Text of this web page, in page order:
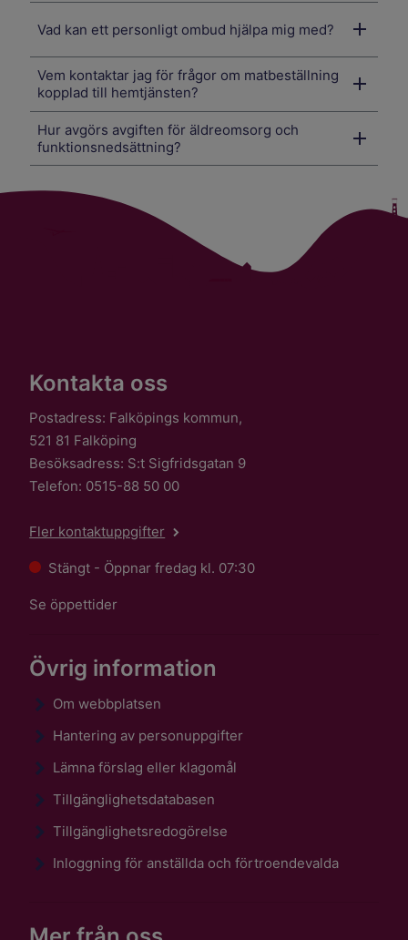
Vad kan ett personligt ombud hjälpa mig med?
Vem kontaktar jag för frågor om matbeställning
kopplad till hemtjänsten?
Hur avgörs avgiften för äldreomsorg och
funktionsnedsättning?
Kontakta oss
Postadress: Falköpings kommun,
521 81 Falköping
Besöksadress: S:t Sigfridsgatan 9
Telefon: 0515-88 50 00
Fler kontaktuppgifter
Stängt - Öppnar fredag kl. 07:30
Se öppettider
Övrig information
Om webbplatsen
Hantering av personuppgifter
Lämna förslag eller klagomål
Tillgänglighetsdatabasen
Tillgänglighetsredogörelse
Inloggning för anställda och förtroendevalda